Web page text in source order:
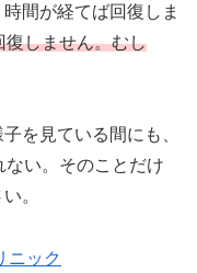
間が経てば回復しま
復しません。むし
を見ている間にも、
い。そのことだけ
。
ニック